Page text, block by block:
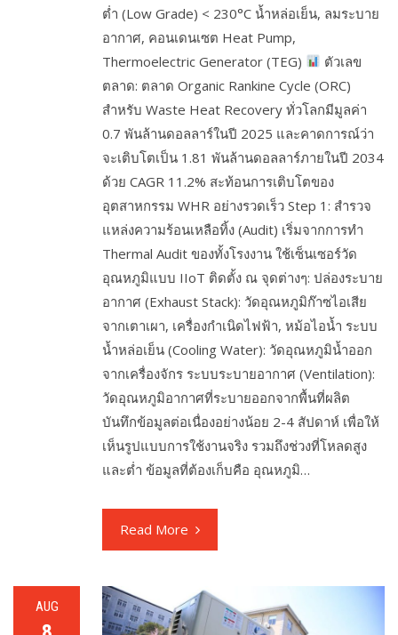
ต่ำ (Low Grade) < 230°C น้ำหล่อเย็น, ลมระบาย
อากาศ, คอนเดนเซต Heat Pump,
Thermoelectric Generator (TEG)
ตัวเลข
ตลาด: ตลาด Organic Rankine Cycle (ORC)
สำหรับ Waste Heat Recovery ทั่วโลกมีมูลค่า
0.7 พันล้านดอลลาร์ในปี 2025 และคาดการณ์ว่า
จะเติบโตเป็น 1.81 พันล้านดอลลาร์ภายในปี 2034
ด้วย CAGR 11.2% สะท้อนการเติบโตของ
อุตสาหกรรม WHR อย่างรวดเร็ว Step 1: สำรวจ
แหล่งความร้อนเหลือทิ้ง (Audit) เริ่มจากการทำ
Thermal Audit ของทั้งโรงงาน ใช้เซ็นเซอร์วัด
อุณหภูมิแบบ IIoT ติดตั้ง ณ จุดต่างๆ: ปล่องระบาย
อากาศ (Exhaust Stack): วัดอุณหภูมิก๊าซไอเสีย
จากเตาเผา, เครื่องกำเนิดไฟฟ้า, หม้อไอน้ำ ระบบ
น้ำหล่อเย็น (Cooling Water): วัดอุณหภูมิน้ำออก
จากเครื่องจักร ระบบระบายอากาศ (Ventilation):
วัดอุณหภูมิอากาศที่ระบายออกจากพื้นที่ผลิต
บันทึกข้อมูลต่อเนื่องอย่างน้อย 2-4 สัปดาห์ เพื่อให้
เห็นรูปแบบการใช้งานจริง รวมถึงช่วงที่โหลดสูง
และต่ำ ข้อมูลที่ต้องเก็บคือ อุณหภูมิ…
Read More
AUG